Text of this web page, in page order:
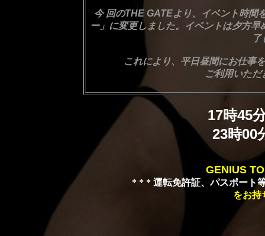
今 回のTHE GATEより、イベント時間
ー」に変更しました。イベントは夕方
了
これにより、平日昼間にお仕事
ご利用いただ
17時45
23時00
GENIUS
* * * 運転免許証、パスポート
をお持